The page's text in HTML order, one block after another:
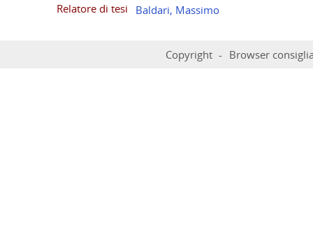
Relatore di tesi
Baldari, Massimo
Copyright Browser